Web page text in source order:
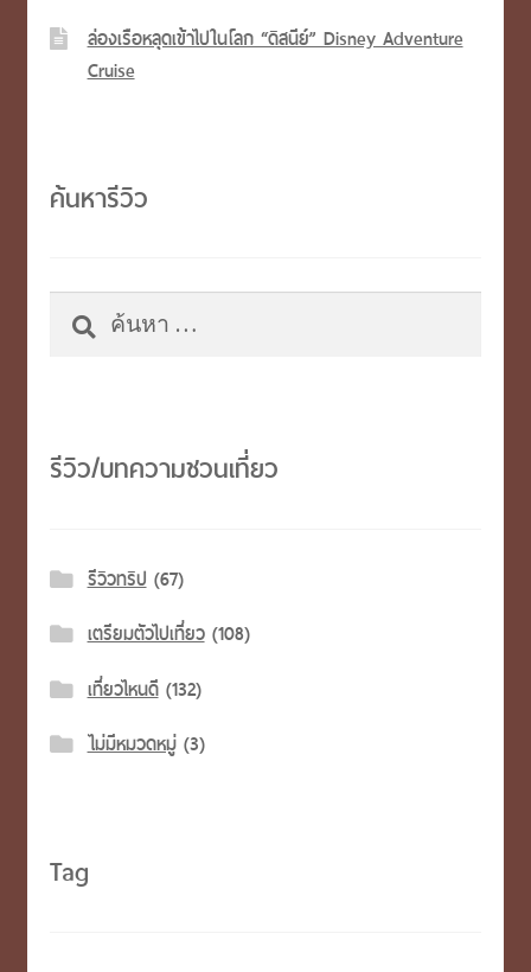
ล่องเรือหลุดเข้าไปในโลก “ดิสนีย์” Disney Adventure
Cruise
ค้นหารีวิว
ค้นหา
สำหรับ:
รีวิว/บทความชวนเที่ยว
รีวิวทริป (67)
เตรียมตัวไปเที่ยว(108)
เที่ยวไหนดี(132)
ไม่มีหมวดหมู่(3)
Tag